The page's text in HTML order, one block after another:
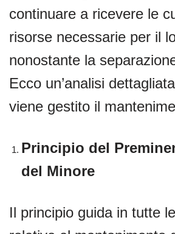
continuare a ricevere le
risorse necessarie per il
nonostante la
Ecco un’analisi
viene gestito il
Principio del
del Minore
Il principio guida in tutte